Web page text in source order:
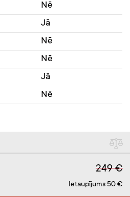
Nē
Jā
Nē
Nē
Jā
Nē
249 €
Ietaupījums 50 €